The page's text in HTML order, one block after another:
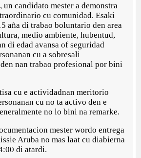
un candidato mester a demonstra
cu comunidad. Esaki
aña di trabao boluntario den area
medio ambiente, hubentud,
di edad avansa of seguridad
cu a sobresali
nan trabao profesional por bini
cu e actividadnan meritorio
cu no ta activo den e
no lo bini na remarke.
mester wordo entrega
Aruba no mas laat cu diabierna
di atardi.